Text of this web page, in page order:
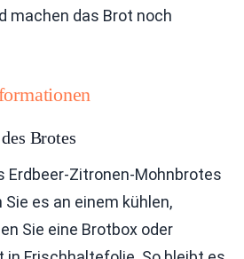
machen das Brot noch
Brotes
Erdbeer-Zitronen-Mohnbrotes
Sie es an einem kühlen,
Sie eine Brotbox oder